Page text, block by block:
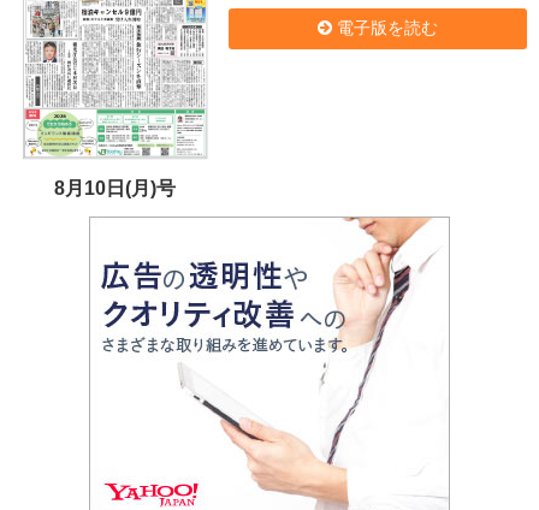
8月10日(月)号
電子版を読む